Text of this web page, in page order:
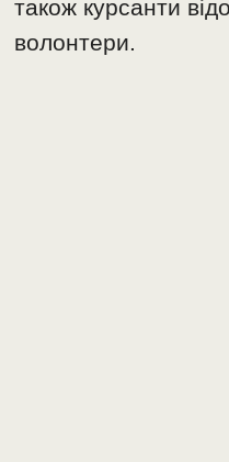
також курсанти
волонтери.